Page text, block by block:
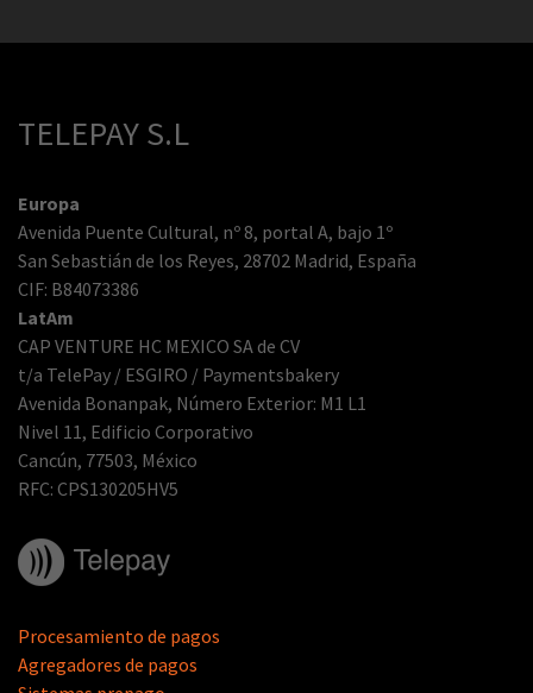
TELEPAY S.L
Europa
Avenida Puente Cultural, nº 8, portal A, bajo 1º
San Sebastián de los Reyes, 28702 Madrid, España
CIF: B84073386
LatAm
CAP VENTURE HC MEXICO SA de CV
t/a TelePay / ESGIRO / Paymentsbakery
Avenida Bonanpak, Número Exterior: M1 L1
Nivel 11, Edificio Corporativo
Cancún, 77503, México
RFC: CPS130205HV5
Procesamiento de pagos
Agregadores de pagos